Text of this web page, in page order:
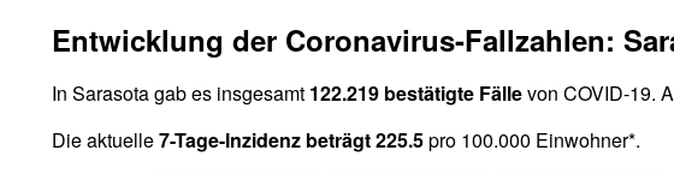
Entwicklung der Coronavirus-Fallzahlen:
In Sarasota gab es insgesamt 122.219 bestätigte Fällevon COVID-19.
Die aktuelle7-Tage-Inzidenz beträgt 225.5pro 100.000 Einwohner*.